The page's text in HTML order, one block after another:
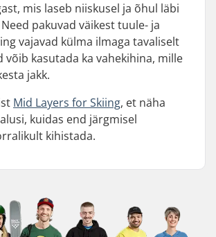
mis laseb niiskusel ja õhul läbi
pakuvad väikest tuule- ja
vajavad külma ilmaga tavaliselt
võib kasutada ka vahekihina, mille
jakk.
Mid Layers for Skiing, et näha
kuidas end järgmisel
kihistada.